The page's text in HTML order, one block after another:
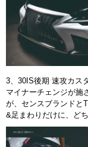
3、30IS後期 速攻カス
マイナーチェンジが施
が、センスブランドと
&足まわりだけに、ど